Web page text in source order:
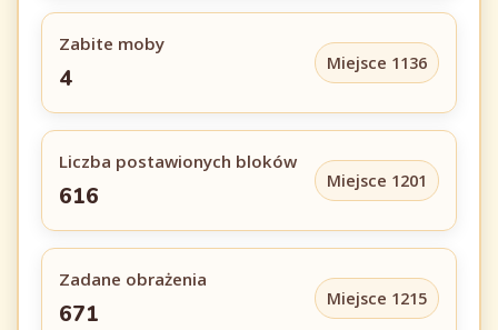
Zabite moby
4
Miejsce 1136
Liczba postawionych bloków
616
Miejsce 1201
Zadane obrażenia
671
Miejsce 1215